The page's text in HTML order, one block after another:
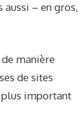
aussi – en gros,
manière
de sites
plus important